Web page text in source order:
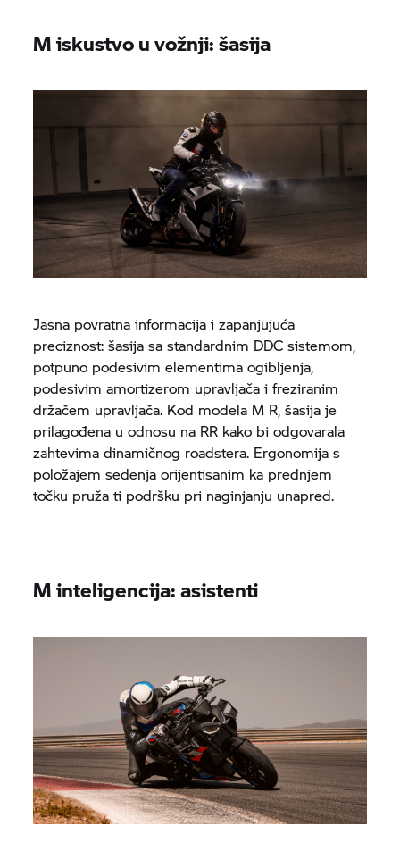
M iskustvo u vožnji: šasija
Jasna povratna informacija i zapanjujuća
preciznost: šasija sa standardnim DDC sistemom,
potpuno podesivim elementima ogibljenja,
podesivim amortizerom upravljača i freziranim
držačem upravljača. Kod modela M R, šasija je
prilagođena u odnosu na RR kako bi odgovarala
zahtevima dinamičnog roadstera. Ergonomija s
položajem sedenja orijentisanim ka prednjem
točku pruža ti podršku pri naginjanju unapred.
M inteligencija: asistenti